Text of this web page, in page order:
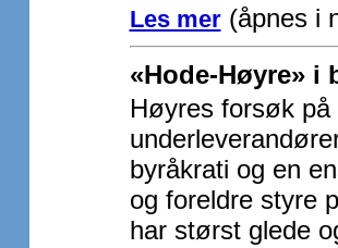
Les mer(åpnes i
«Hode-Høyre» i
Høyres forsøk på
byråkrati og en
og foreldre styre
har størst glede